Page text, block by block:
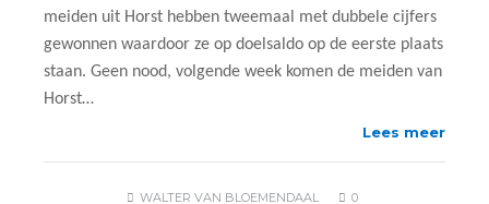
meiden uit Horst hebben tweemaal met dubbele cijfers
gewonnen waardoor ze op doelsaldo op de eerste plaats
staan. Geen nood, volgende week komen de meiden van
Horst…
Lees meer
WALTER VAN BLOEMENDAAL
0